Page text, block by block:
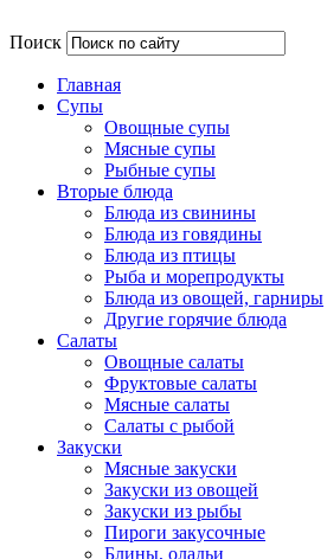
Поиск
Главная
Супы
Овощные супы
Мясные супы
Рыбные супы
Вторые блюда
Блюда из свинины
Блюда из говядины
Блюда из птицы
Рыба и морепродукты
Блюда из овощей, гарниры
Другие горячие блюда
Салаты
Овощные салаты
Фруктовые салаты
Мясные салаты
Салаты с рыбой
Закуски
Мясные закуски
Закуски из овощей
Закуски из рыбы
Пироги закусочные
Блины, оладьи